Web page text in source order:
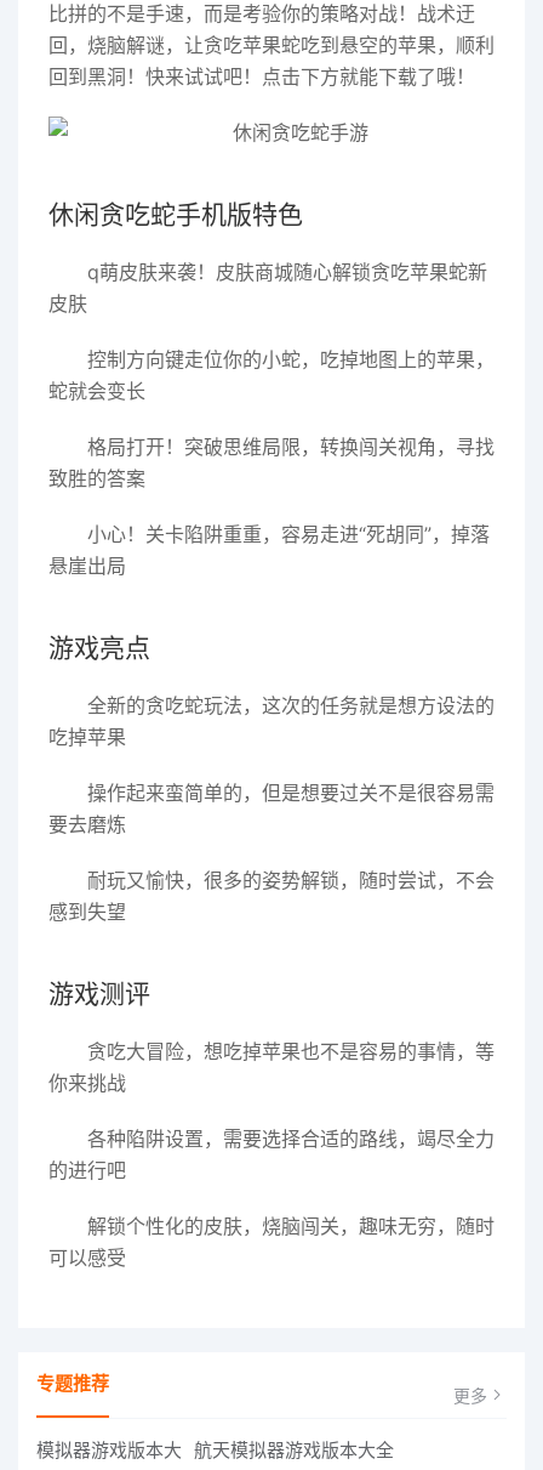
比拼的不是手速，而是考验你的策略对战！战术迂
回，烧脑解谜，让贪吃苹果蛇吃到悬空的苹果，顺利
回到黑洞！快来试试吧！点击下方就能下载了哦！
休闲贪吃蛇手机版特色
q萌皮肤来袭！皮肤商城随心解锁贪吃苹果蛇新
皮肤
控制方向键走位你的小蛇，吃掉地图上的苹果，
蛇就会变长
格局打开！突破思维局限，转换闯关视角，寻找
致胜的答案
小心！关卡陷阱重重，容易走进“死胡同”，掉落
悬崖出局
游戏亮点
全新的贪吃蛇玩法，这次的任务就是想方设法的
吃掉苹果
操作起来蛮简单的，但是想要过关不是很容易需
要去磨炼
耐玩又愉快，很多的姿势解锁，随时尝试，不会
感到失望
游戏测评
贪吃大冒险，想吃掉苹果也不是容易的事情，等
你来挑战
各种陷阱设置，需要选择合适的路线，竭尽全力
的进行吧
解锁个性化的皮肤，烧脑闯关，趣味无穷，随时
可以感受
专题推荐 更多
航天模拟器游戏版本大全